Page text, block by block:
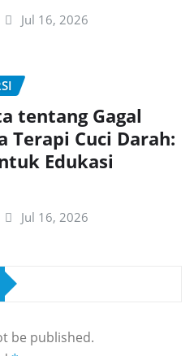
Jul 16, 2026
tentang Gagal
Terapi Cuci Darah:
Edukasi
Jul 16, 2026
be published.